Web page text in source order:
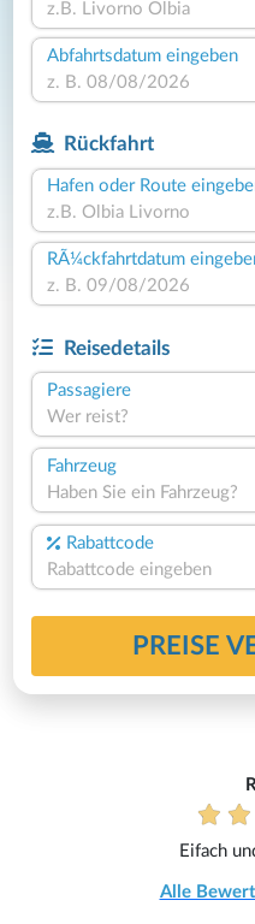
Abfahrtsdatum eingeben
Rückfahrt
Hafen oder Route
RÃ¼ckfahrtdatum
Reisedetails
Passagiere
Wer reist?
Fahrzeug
Haben Sie ein Fahrzeug?
Rabattcode
PREISE
Eifach
Alle